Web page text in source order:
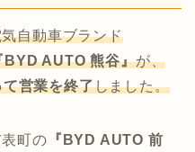
自動車ブランド
BYD AUTO 熊谷』が、
営業を終了しました。
町の 『BYD AUTO 前